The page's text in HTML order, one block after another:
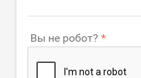
Вы не робот?